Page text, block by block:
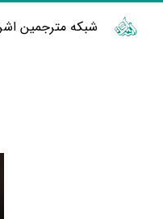
شبکه مترجمین